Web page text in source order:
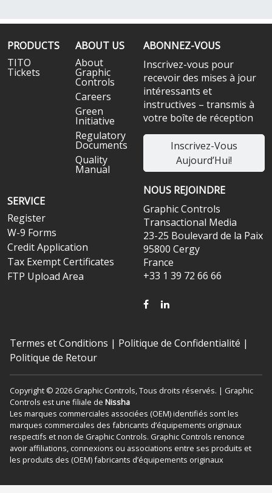
PRODUCTS
TITO
Tickets
ABOUT US
About
Graphic
Controls
Careers
Green
Initiative
Regulatory
Documents
Quality
Manual
SERVICE
Register
W-9 Forms
Credit Application
Tax Exempt Certificates
FTP Upload Area
ABONNEZ-VOUS
Inscrivez-vous pour
recevoir des mises à jour
intéressants et
instructives – transmis à
votre boîte de réception
Inscrivez-Vous
Aujourd’Hui!
NOUS REJOINDRE
Graphic Controls
Transactional Media
23-25 Boulevard de la Paix
95800 Cergy
France
+33 1 39 72 66 66
FACEBOOK
LINKEDIN
Termes et Conditions | Politique de Confidentialité |
Politique de Retour
Copyright © 2026 Graphic Controls, Tous droits réservés. | Graphic
Controls est une filiale de Nissha
Les marques commerciales associées (OEM) identifiés sont les
marques commerciales des fabricants d’équipements originaux
respectifs et non de Graphic Controls. Graphic Controls renonce
avoir affiliations, connexions ou associations entre ses produits et
les produits des (OEM) fabricants d’équipements originaux